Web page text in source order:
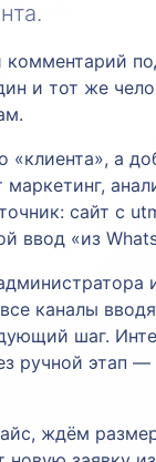
комментарий
и тот же
а
сайт с
ввод «из
каналы
шаг.
ручной этап —
ждём